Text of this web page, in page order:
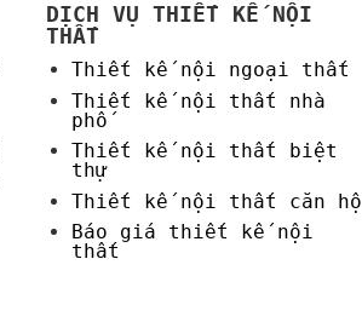
DỊCH VỤ THIẾT KẾ NỘI
THẤT
Thiết kế nội ngoại thất
Thiết kế nội thất nhà
phố
Thiết kế nội thất biệt
thự
Thiết kế nội thất căn hộ
Báo giá thiết kế nội
thất